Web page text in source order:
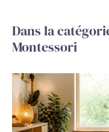
Dans la
Montessori